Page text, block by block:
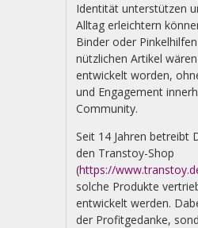
Identität unterstützen
Alltag erleichtern
Binder oder
nützlichen Artikel
entwickelt worden,
und Engagement
Community.
Seit 14 Jahren betreibt
den Transtoy-Shop
(https://
solche Produkte
entwickelt werden.
der Profitgedanke,